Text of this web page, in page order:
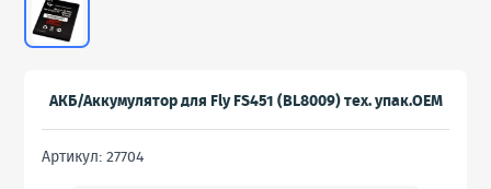
АКБ/Аккумулятор для Fly FS451 (BL8009) тех. упак.OEM
Артикул: 27704